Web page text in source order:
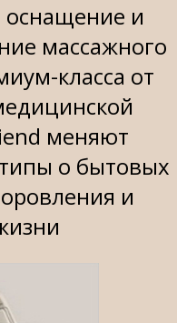
оснащение и
массажного
класса от
меняют
о бытовых
и